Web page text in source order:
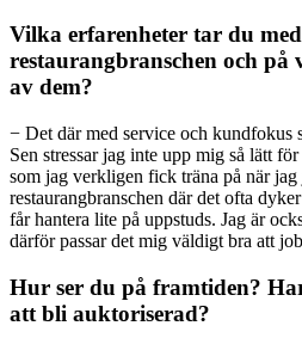
Vilka erfarenheter tar du
restaurangbranschen och
av dem?
− Det där med service och kundfokus
Sen stressar jag inte upp mig så lätt
som jag verkligen fick träna på när jag
restaurangbranschen där det ofta
får hantera lite på uppstuds. Jag är
därför passar det mig väldigt bra att
Hur ser du på framtiden?
att bli auktoriserad?